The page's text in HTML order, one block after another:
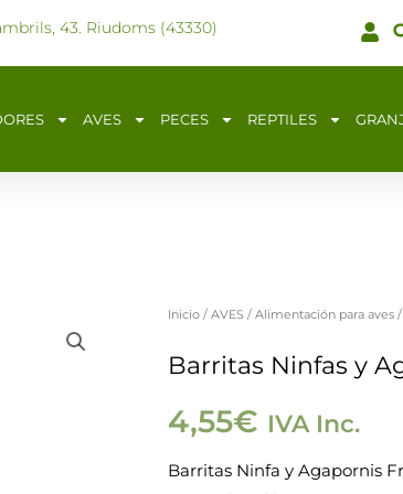
43. Riudoms (43330)
AVES PECES REPTILES
Inicio/ AVES / Alimentación para aves/
Barritas Ninfas y
4,55€ IVA Inc.
Barritas Ninfa y Agapornis
Barritas
Ninfas
Agapornis